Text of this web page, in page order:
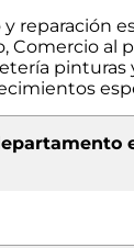
reparación
Comercio al
pinturas